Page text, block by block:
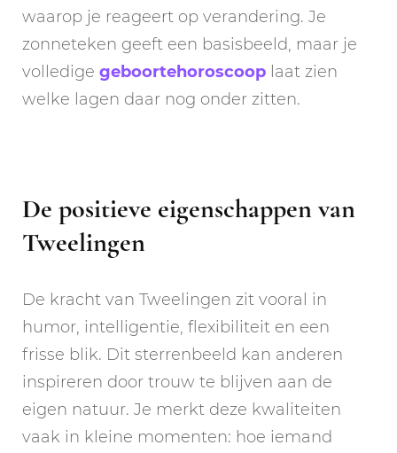
waarop je reageert op verandering. Je
zonneteken geeft een basisbeeld, maar je
volledige geboortehoroscoop laat zien
welke lagen daar nog onder zitten.
De positieve eigenschappen van
Tweelingen
De kracht van Tweelingen zit vooral in
humor, intelligentie, flexibiliteit en een
frisse blik. Dit sterrenbeeld kan anderen
inspireren door trouw te blijven aan de
eigen natuur. Je merkt deze kwaliteiten
vaak in kleine momenten: hoe iemand